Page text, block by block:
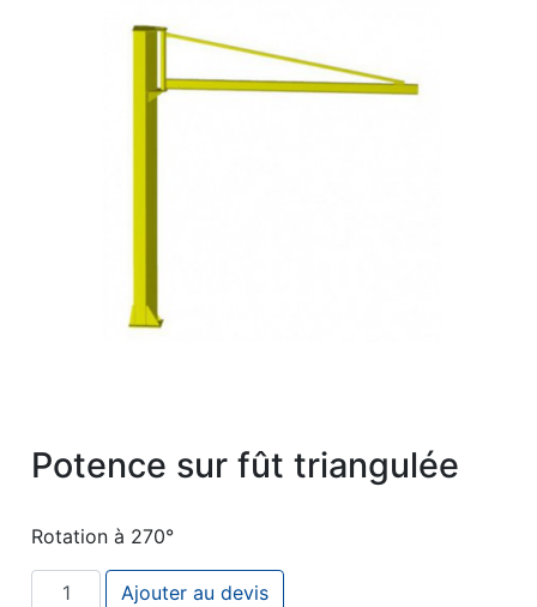
Potence sur fût triangulée
Rotation à 270°
quantité de Potence sur fût triangulée
Ajouter au devis